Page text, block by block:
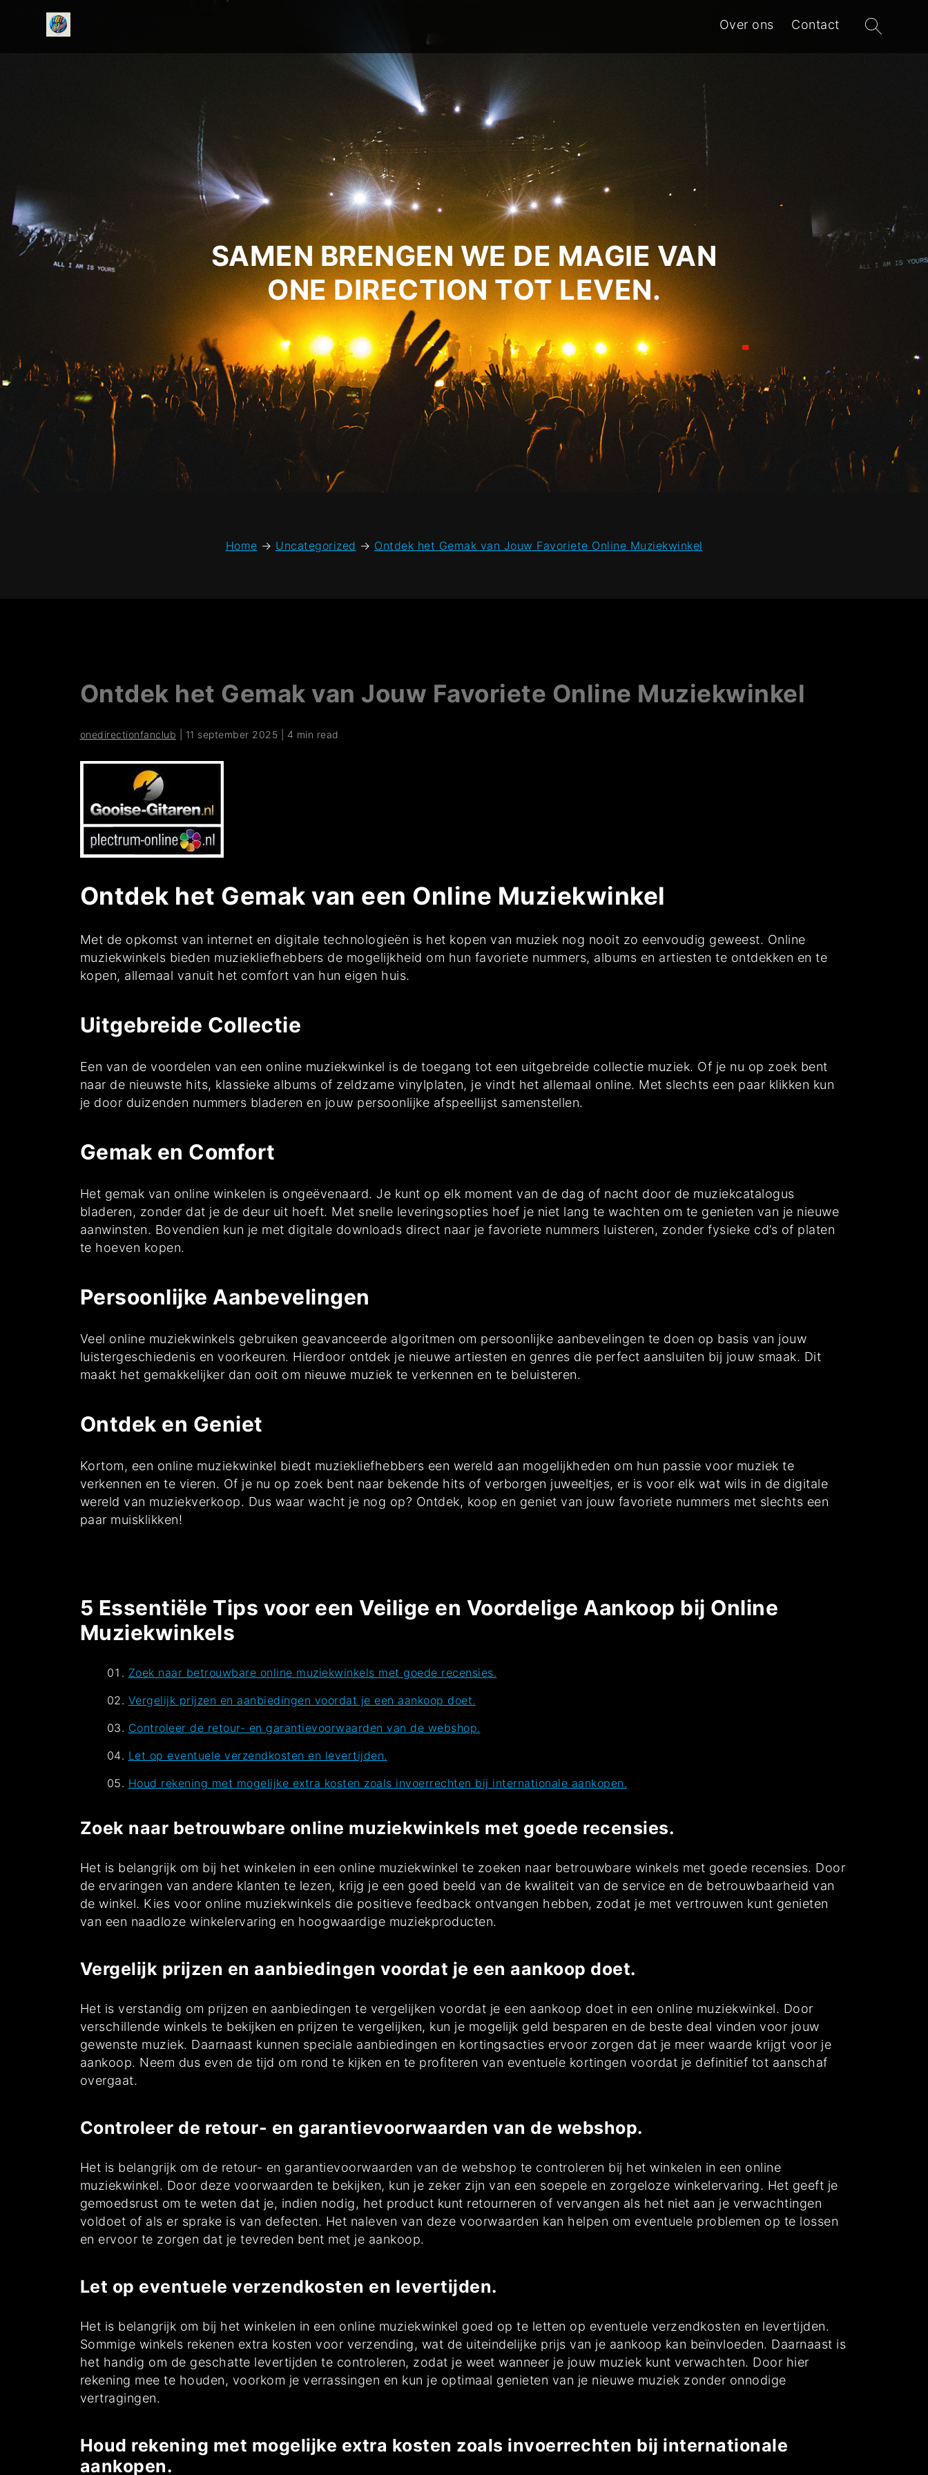
onedirectionfanclub.nl Over ons Contact
Zoeken
naar:
SAMEN BRENGEN WE DE MAGIE VAN
ONE DIRECTION TOT LEVEN.
Home → Uncategorized → Ontdek het Gemak van Jouw Favoriete Online Muziekwinkel
Ontdek het Gemak van Jouw Favoriete Online Muziekwinkel
onedirectionfanclub 11 september 2025 4 min read
Ontdek het Gemak van een Online Muziekwinkel
Met de opkomst van internet en digitale technologieën is het kopen van muziek nog nooit zo eenvoudig geweest. Online
muziekwinkels bieden muziekliefhebbers de mogelijkheid om hun favoriete nummers, albums en artiesten te ontdekken en te
kopen, allemaal vanuit het comfort van hun eigen huis.
Uitgebreide Collectie
Een van de voordelen van een online muziekwinkel is de toegang tot een uitgebreide collectie muziek. Of je nu op zoek bent
naar de nieuwste hits, klassieke albums of zeldzame vinylplaten, je vindt het allemaal online. Met slechts een paar klikken kun
je door duizenden nummers bladeren en jouw persoonlijke afspeellijst samenstellen.
Gemak en Comfort
Het gemak van online winkelen is ongeëvenaard. Je kunt op elk moment van de dag of nacht door de muziekcatalogus
bladeren, zonder dat je de deur uit hoeft. Met snelle leveringsopties hoef je niet lang te wachten om te genieten van je nieuwe
aanwinsten. Bovendien kun je met digitale downloads direct naar je favoriete nummers luisteren, zonder fysieke cd’s of platen
te hoeven kopen.
Persoonlijke Aanbevelingen
Veel online muziekwinkels gebruiken geavanceerde algoritmen om persoonlijke aanbevelingen te doen op basis van jouw
luistergeschiedenis en voorkeuren. Hierdoor ontdek je nieuwe artiesten en genres die perfect aansluiten bij jouw smaak. Dit
maakt het gemakkelijker dan ooit om nieuwe muziek te verkennen en te beluisteren.
Ontdek en Geniet
Kortom, een online muziekwinkel biedt muziekliefhebbers een wereld aan mogelijkheden om hun passie voor muziek te
verkennen en te vieren. Of je nu op zoek bent naar bekende hits of verborgen juweeltjes, er is voor elk wat wils in de digitale
wereld van muziekverkoop. Dus waar wacht je nog op? Ontdek, koop en geniet van jouw favoriete nummers met slechts een
paar muisklikken!
5 Essentiële Tips voor een Veilige en Voordelige Aankoop bij Online
Muziekwinkels
Zoek naar betrouwbare online muziekwinkels met goede recensies.
Vergelijk prijzen en aanbiedingen voordat je een aankoop doet.
Controleer de retour- en garantievoorwaarden van de webshop.
Let op eventuele verzendkosten en levertijden.
Houd rekening met mogelijke extra kosten zoals invoerrechten bij internationale aankopen.
Zoek naar betrouwbare online muziekwinkels met goede recensies.
Het is belangrijk om bij het winkelen in een online muziekwinkel te zoeken naar betrouwbare winkels met goede recensies. Door
de ervaringen van andere klanten te lezen, krijg je een goed beeld van de kwaliteit van de service en de betrouwbaarheid van
de winkel. Kies voor online muziekwinkels die positieve feedback ontvangen hebben, zodat je met vertrouwen kunt genieten
van een naadloze winkelervaring en hoogwaardige muziekproducten.
Vergelijk prijzen en aanbiedingen voordat je een aankoop doet.
Het is verstandig om prijzen en aanbiedingen te vergelijken voordat je een aankoop doet in een online muziekwinkel. Door
verschillende winkels te bekijken en prijzen te vergelijken, kun je mogelijk geld besparen en de beste deal vinden voor jouw
gewenste muziek. Daarnaast kunnen speciale aanbiedingen en kortingsacties ervoor zorgen dat je meer waarde krijgt voor je
aankoop. Neem dus even de tijd om rond te kijken en te profiteren van eventuele kortingen voordat je definitief tot aanschaf
overgaat.
Controleer de retour- en garantievoorwaarden van de webshop.
Het is belangrijk om de retour- en garantievoorwaarden van de webshop te controleren bij het winkelen in een online
muziekwinkel. Door deze voorwaarden te bekijken, kun je zeker zijn van een soepele en zorgeloze winkelervaring. Het geeft je
gemoedsrust om te weten dat je, indien nodig, het product kunt retourneren of vervangen als het niet aan je verwachtingen
voldoet of als er sprake is van defecten. Het naleven van deze voorwaarden kan helpen om eventuele problemen op te lossen
en ervoor te zorgen dat je tevreden bent met je aankoop.
Let op eventuele verzendkosten en levertijden.
Het is belangrijk om bij het winkelen in een online muziekwinkel goed op te letten op eventuele verzendkosten en levertijden.
Sommige winkels rekenen extra kosten voor verzending, wat de uiteindelijke prijs van je aankoop kan beïnvloeden. Daarnaast is
het handig om de geschatte levertijden te controleren, zodat je weet wanneer je jouw muziek kunt verwachten. Door hier
rekening mee te houden, voorkom je verrassingen en kun je optimaal genieten van je nieuwe muziek zonder onnodige
vertragingen.
Houd rekening met mogelijke extra kosten zoals invoerrechten bij internationale
aankopen.